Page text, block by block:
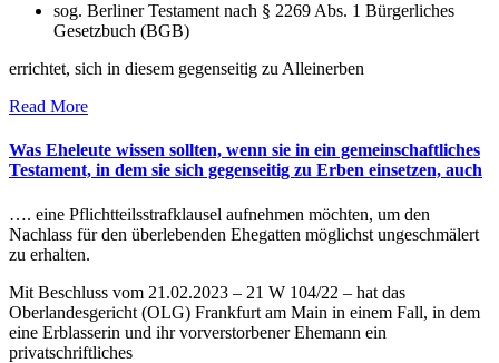
sog. Berliner Testament nach § 2269 Abs. 1 Bürgerliches
Gesetzbuch (BGB)
errichtet, sich in diesem gegenseitig zu Alleinerben
Read More
Was Eheleute wissen sollten, wenn sie in ein gemeinschaftliches
Testament, in dem sie sich gegenseitig zu Erben einsetzen, auch
…. eine Pflichtteilsstrafklausel aufnehmen möchten, um den
Nachlass für den überlebenden Ehegatten möglichst ungeschmälert
zu erhalten.
Mit Beschluss vom 21.02.2023 – 21 W 104/22 – hat das
Oberlandesgericht (OLG) Frankfurt am Main in einem Fall, in dem
eine Erblasserin und ihr vorverstorbener Ehemann ein
privatschriftliches